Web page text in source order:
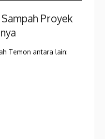
Sampah Proyek
Temon antara lain: